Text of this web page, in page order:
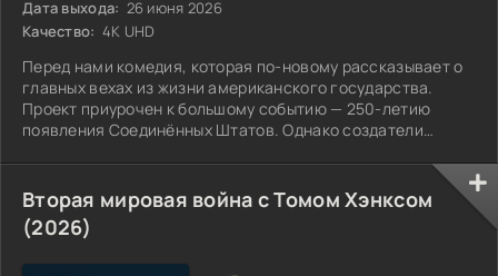
Дата выхода: 26 июня 2026
Качество: 4K UHD
Перед нами комедия, которая по-новому рассказывает о
главных вехах из жизни американского государства.
Проект приурочен к большому событию — 250-летию
появления Соединённых Штатов. Однако создатели
Вторая мировая война с Томом Хэнксом
(2026)